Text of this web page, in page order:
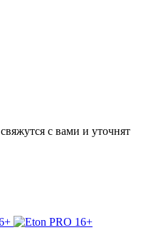
с вами и уточнят